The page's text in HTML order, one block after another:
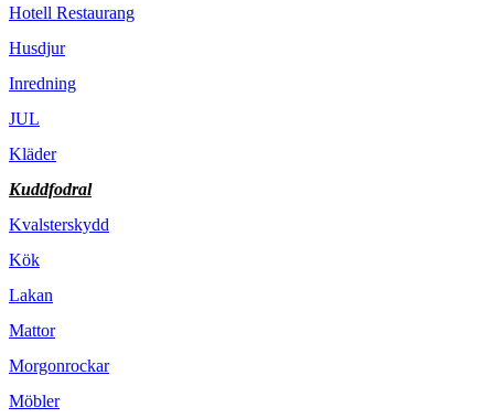
Hotell Restaurang
Husdjur
Inredning
JUL
Kläder
Kuddfodral
Kvalsterskydd
Kök
Lakan
Mattor
Morgonrockar
Möbler